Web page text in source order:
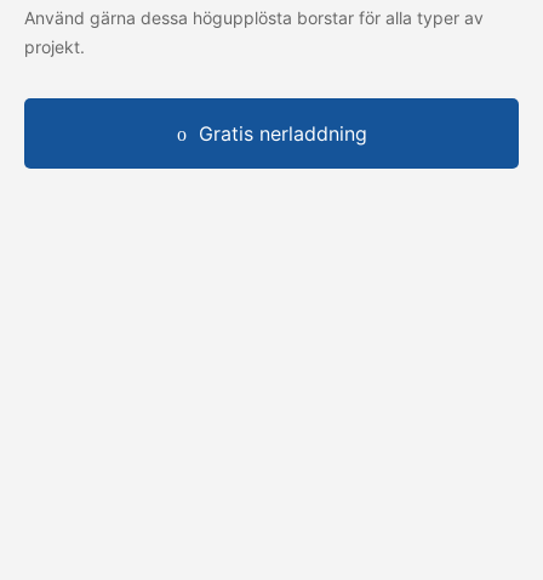
Använd gärna dessa högupplösta borstar för alla typer av
projekt.
Gratis nerladdning